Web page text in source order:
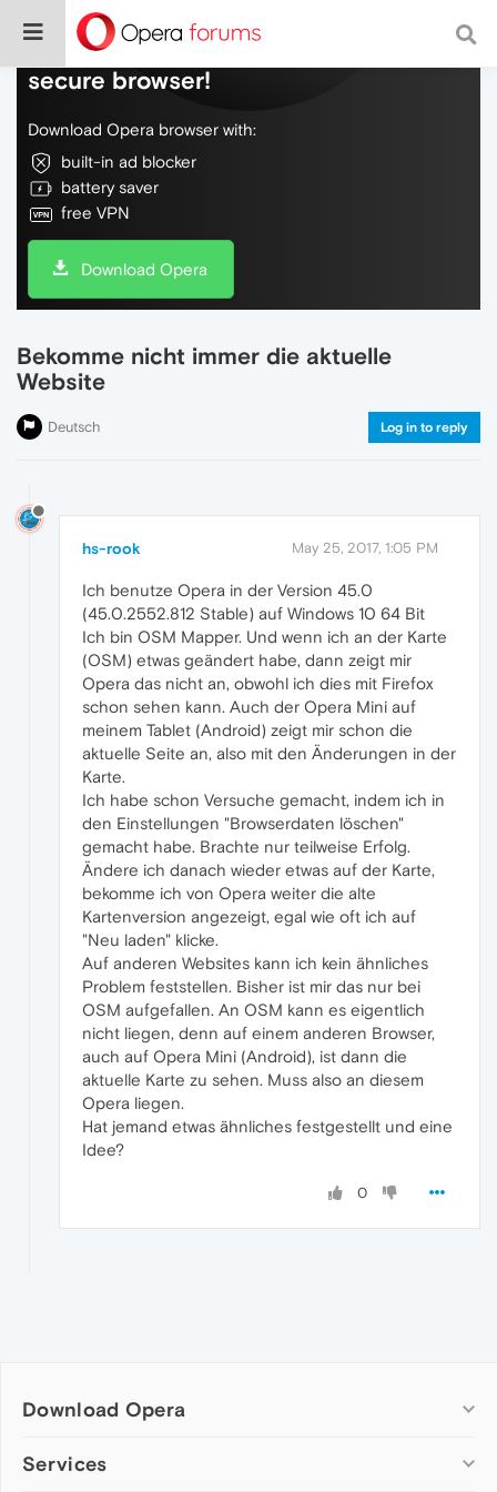
Do more on the web, with a fast and
secure browser!
Download Opera browser with:
built-in ad blocker
battery saver
free VPN
Download Opera
Bekomme nicht immer die aktuelle
Website
Deutsch Log in to reply
hs-rook May 25, 2017, 1:05 PM
Ich benutze Opera in der Version 45.0
(45.0.2552.812 Stable) auf Windows 10 64 Bit
Ich bin OSM Mapper. Und wenn ich an der Karte
(OSM) etwas geändert habe, dann zeigt mir
Opera das nicht an, obwohl ich dies mit Firefox
schon sehen kann. Auch der Opera Mini auf
meinem Tablet (Android) zeigt mir schon die
aktuelle Seite an, also mit den Änderungen in der
Karte.
Ich habe schon Versuche gemacht, indem ich in
den Einstellungen "Browserdaten löschen"
gemacht habe. Brachte nur teilweise Erfolg.
Ändere ich danach wieder etwas auf der Karte,
bekomme ich von Opera weiter die alte
Kartenversion angezeigt, egal wie oft ich auf
"Neu laden" klicke.
Auf anderen Websites kann ich kein ähnliches
Problem feststellen. Bisher ist mir das nur bei
OSM aufgefallen. An OSM kann es eigentlich
nicht liegen, denn auf einem anderen Browser,
auch auf Opera Mini (Android), ist dann die
aktuelle Karte zu sehen. Muss also an diesem
Opera liegen.
Hat jemand etwas ähnliches festgestellt und eine
Idee?
0
Download Opera
Computer browsers
Services